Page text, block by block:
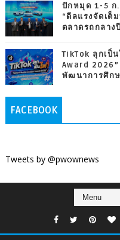
ปักหมุด 1-5 ก.
“ดีลแรงจัดเต็
ตลาดรถกลาง
TikTok ลุกเป็
Award
พัฒนาการศึก
FACEBOOK
Tweets by @pwownews